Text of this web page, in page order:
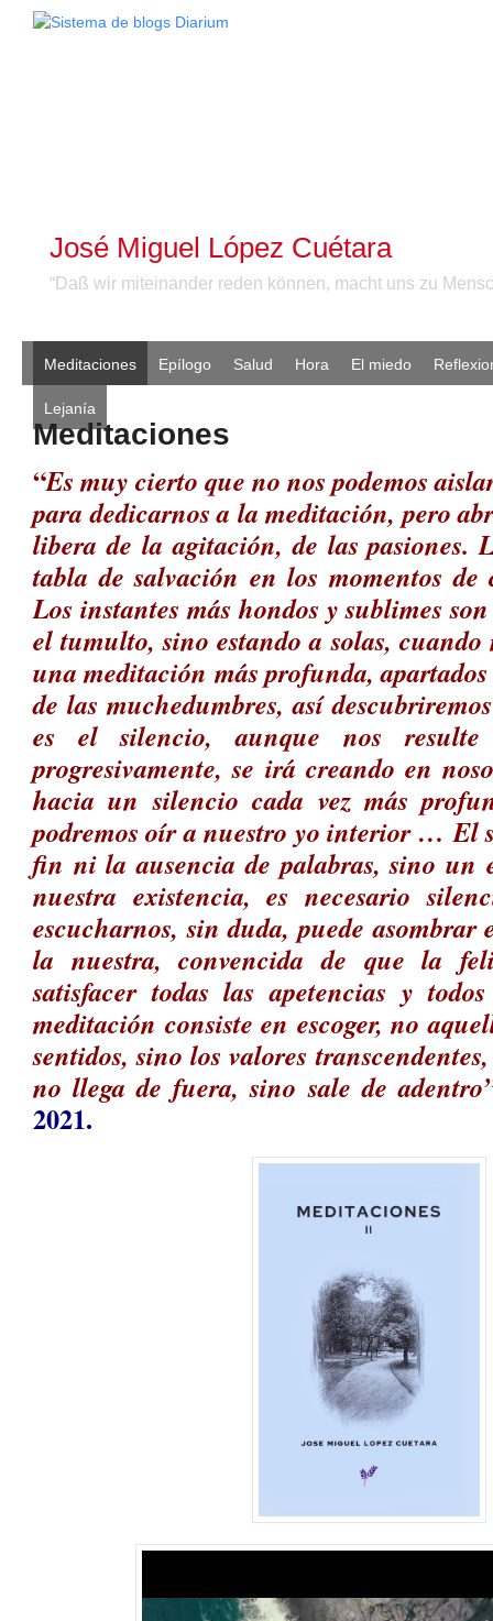
José Miguel López Cuétara
“Daß wir miteinander reden können, macht uns zu
Meditaciones Epílogo Salud Hora El miedo
Lejanía
Meditaciones
“Es muy cierto que no nos podemos
para dedicarnos a la meditación, pero
libera de la agitación, de las pasiones.
tabla de salvación en los momentos de
Los instantes más hondos y sublimes
el tumulto, sino estando a solas, cuando
una meditación más profunda,
de las muchedumbres, así
es el silencio, aunque nos resulte
progresivamente, se irá creando en
hacia un silencio cada vez más
podremos oír a nuestro yo interior …El
fin ni la ausencia de palabras, sino un
nuestra existencia, es necesario
escucharnos, sin duda, puede asombrar
la nuestra, convencida de que la
satisfacer todas las apetencias y
meditación consiste en escoger, no
sentidos, sino los valores
no llega de fuera, sino sale de
2021.